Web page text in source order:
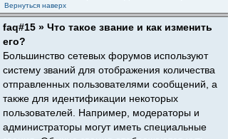
Вернуться наверх
faq#15 » Что такое звание и как изменить
его?
Большинство сетевых форумов используют
систему званий для отображения количества
отправленных пользователями сообщений, а
также для идентификации некоторых
пользователей. Например, модераторы и
администраторы могут иметь специальные